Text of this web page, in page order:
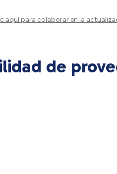
aquípara colaborar en la
de